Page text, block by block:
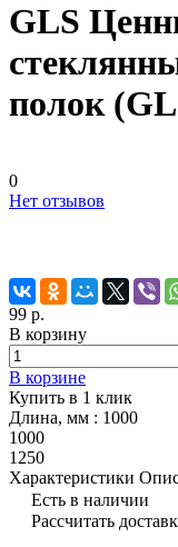
GLS
полок
0
Нет отзывов
99 р.
В корзину
В корзине
Купить в 1 клик
Длина, мм : 1000
1000
1250
Характеристики
Есть в наличии
Рассчитать